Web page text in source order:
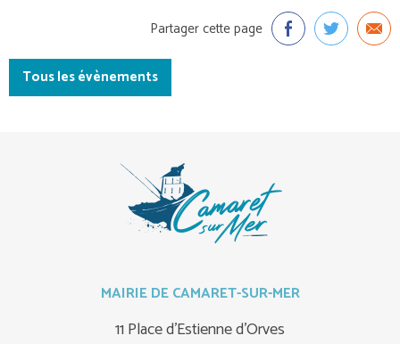
Partager cette page
Tous les évènements
MAIRIE DE CAMARET-SUR-MER
11 Place d'Estienne d'Orves